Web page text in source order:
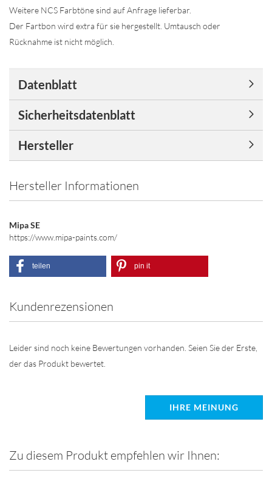
Weitere NCS Farbtöne sind auf Anfrage lieferbar.
Der Fartbon wird extra für sie hergestellt. Umtausch oder
Rücknahme ist nicht möglich.
Datenblatt
Sicherheitsdatenblatt
Hersteller
Hersteller Informationen
Mipa SE
https://www.mipa-paints.com/
teilen pin it
Kundenrezensionen
Leider sind noch keine Bewertungen vorhanden. Seien Sie der Erste,
der das Produkt bewertet.
IHRE MEINUNG
Zu diesem Produkt empfehlen wir Ihnen: